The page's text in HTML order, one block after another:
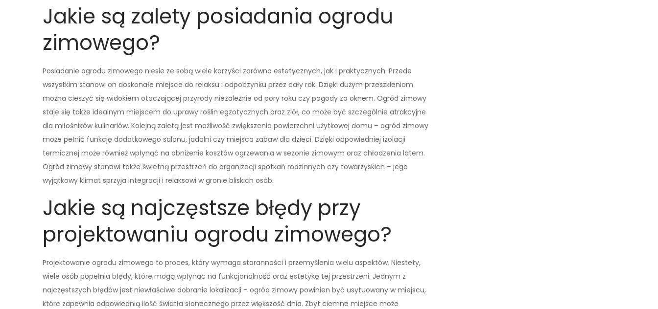
Jakie są zalety posiadania ogrodu
zimowego?
Posiadanie ogrodu zimowego niesie ze sobą wiele korzyści zarówno estetycznych, jak i praktycznych. Przede
wszystkim stanowi on doskonałe miejsce do relaksu i odpoczynku przez cały rok. Dzięki dużym przeszkleniom
można cieszyć się widokiem otaczającej przyrody niezależnie od pory roku czy pogody za oknem. Ogród zimowy
staje się także idealnym miejscem do uprawy roślin egzotycznych oraz ziół, co może być szczególnie atrakcyjne
dla miłośników kulinariów. Kolejną zaletą jest możliwość zwiększenia powierzchni użytkowej domu – ogród zimowy
może pełnić funkcję dodatkowego salonu, jadalni czy miejsca zabaw dla dzieci. Dzięki odpowiedniej izolacji
termicznej może również wpłynąć na obniżenie kosztów ogrzewania w sezonie zimowym oraz chłodzenia latem.
Ogród zimowy stanowi także świetną przestrzeń do organizacji spotkań rodzinnych czy towarzyskich – jego
wyjątkowy klimat sprzyja integracji i relaksowi w gronie bliskich osób.
Jakie są najczęstsze błędy przy
projektowaniu ogrodu zimowego?
Projektowanie ogrodu zimowego to proces, który wymaga staranności i przemyślenia wielu aspektów. Niestety,
wiele osób popełnia błędy, które mogą wpłynąć na funkcjonalność oraz estetykę tej przestrzeni. Jednym z
najczęstszych błędów jest niewłaściwe dobranie lokalizacji – ogród zimowy powinien być usytuowany w miejscu,
które zapewnia odpowiednią ilość światła słonecznego przez większość dnia. Zbyt ciemne miejsce może